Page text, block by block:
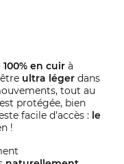
en cuir à
ultra léger dans
tout au
protégée, bien
facile d'accès : le
!